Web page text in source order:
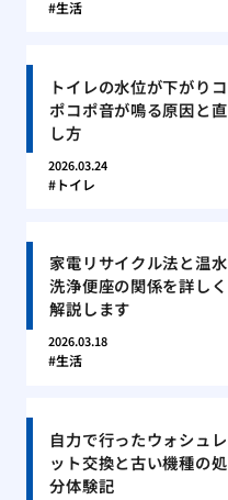
生活
トイレの水位が下がりコ
ポコポ音が鳴る原因と直
し方
2026.03.24
トイレ
家電リサイクル法と温水
洗浄便座の関係を詳しく
解説します
2026.03.18
生活
自力で行ったウォシュレ
ット交換と古い機種の処
分体験記